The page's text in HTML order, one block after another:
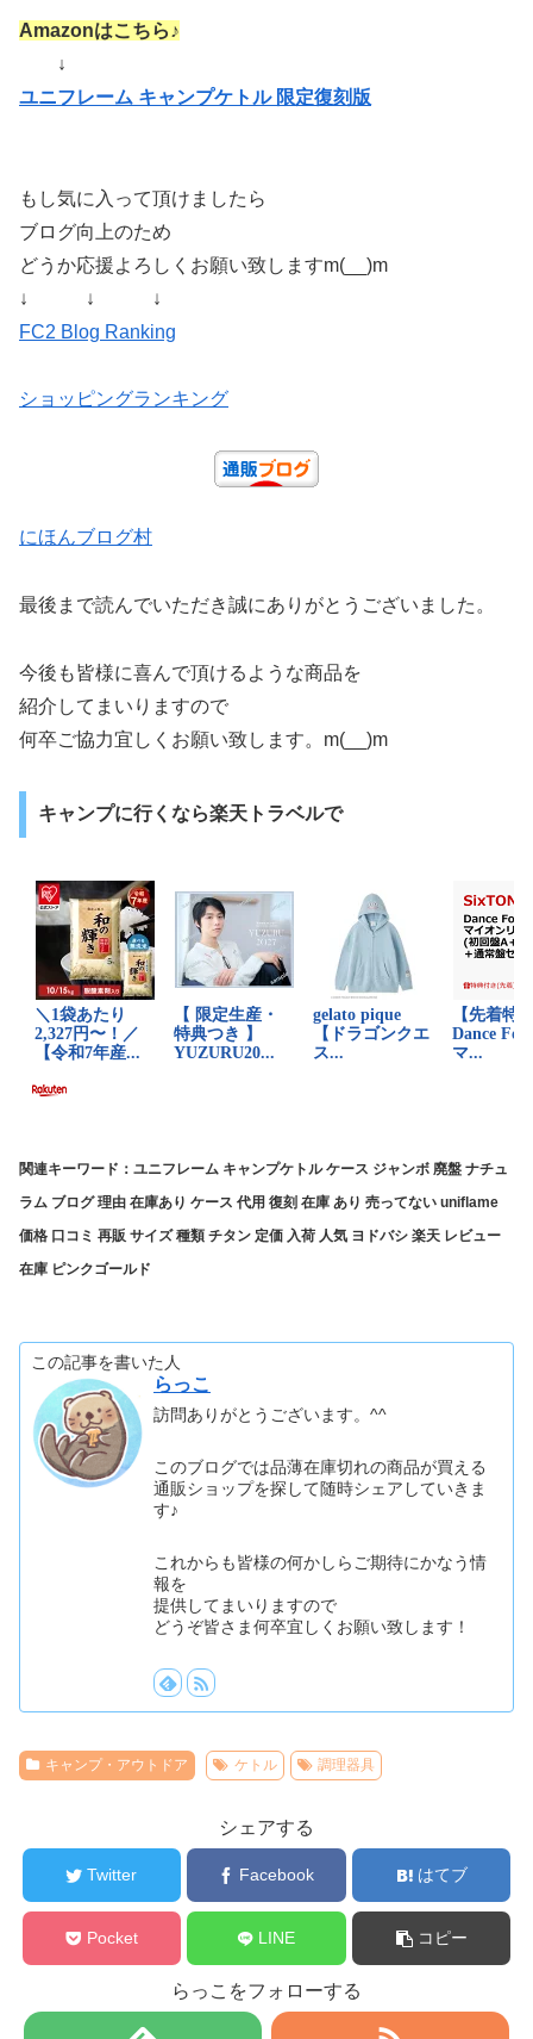
Amazonはこちら♪
↓
ユニフレーム キャンプケトル 限定復刻版
もし気に入って頂けましたら
ブログ向上のため
どうか応援よろしくお願い致しますm(__)m
↓ ↓ ↓
FC2 Blog Ranking
ショッピングランキング
にほんブログ村
最後まで読んでいただき誠にありがとうございました。
今後も皆様に喜んで頂けるような商品を
紹介してまいりますので
何卒ご協力宜しくお願い致します。m(__)m
キャンプに行くなら楽天トラベルで
関連キーワード：ユニフレーム キャンプケトル ケース ジャンボ 廃盤 ナチュ
ラム ブログ 理由 在庫あり ケース 代用 復刻 在庫 あり 売ってない uniflame
価格 口コミ 再販 サイズ 種類 チタン 定価 入荷 人気 ヨドバシ 楽天 レビュー
在庫 ピンクゴールド
この記事を書いた人
らっこ
訪問ありがとうございます。^^
このブログでは品薄在庫切れの商品が買える
通販ショップを探して随時シェアしていきま
す♪
これからも皆様の何かしらご期待にかなう情
報を
提供してまいりますので
どうぞ皆さま何卒宜しくお願い致します！
キャンプ・アウトドア ケトル 調理器具
シェアする
Twitter Facebook はてブ
Pocket LINE コピー
らっこをフォローする